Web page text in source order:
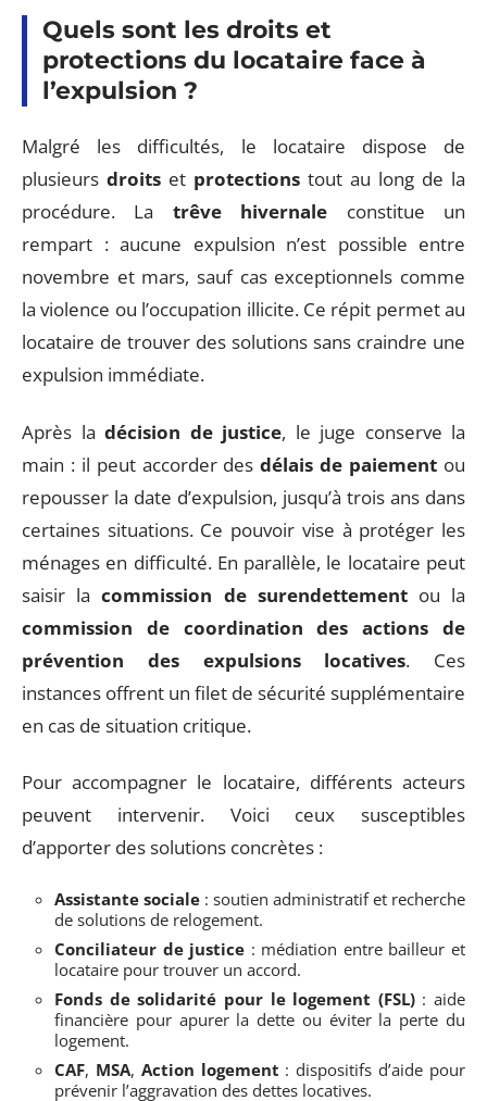
Quels sont les droits et
protections du locataire face à
l’expulsion ?
Malgré les difficultés, le locataire dispose de
plusieurs droits et protections tout au long de la
procédure. La trêve hivernale constitue un
rempart : aucune expulsion n’est possible entre
novembre et mars, sauf cas exceptionnels comme
la violence ou l’occupation illicite. Ce répit permet au
locataire de trouver des solutions sans craindre une
expulsion immédiate.
Après la décision de justice, le juge conserve la
main : il peut accorder desdélais de paiement ou
repousser la date d’expulsion, jusqu’à trois ans dans
certaines situations. Ce pouvoir vise à protéger les
ménages en difficulté. En parallèle, le locataire peut
saisir lacommission de surendettementou la
commission de coordination des actions de
prévention des expulsions locatives. Ces
instances offrent un filet de sécurité supplémentaire
en cas de situation critique.
Pour accompagner le locataire, différents acteurs
peuvent intervenir. Voici ceux susceptibles
d’apporter des solutions concrètes :
Assistante sociale : soutien administratif et recherche
de solutions de relogement.
Conciliateur de justice : médiation entre bailleur et
locataire pour trouver un accord.
Fonds de solidarité pour le logement (FSL): aide
financière pour apurer la dette ou éviter la perte du
logement.
CAF, MSA, Action logement : dispositifs d’aide pour
prévenir l’aggravation des dettes locatives.